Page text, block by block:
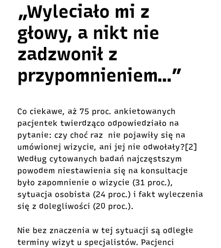
„Wyleciało mi z
głowy, a nikt nie
zadzwonił z
przypomnieniem…”
Co ciekawe, aż 75 proc. ankietowanych
pacjentek twierdząco odpowiedziało na
pytanie: czy choć raz nie pojawiły się na
umówionej wizycie, ani jej nie odwołały?[2]
Według cytowanych badań najczęstszym
powodem niestawienia się na konsultacje
było zapomnienie o wizycie (31 proc.),
sytuacja osobista (24 proc.) i fakt wyleczenia
się z dolegliwości (20 proc.).
Nie bez znaczenia w tej sytuacji są odległe
terminy wizyt u specjalistów. Pacjenci